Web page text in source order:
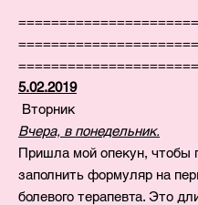
5.02.2019
Вторник
Вчера, в понедельник.
Пришла мой опекун, чтобы
заполнить формуляр на
болевого терапевта. Это